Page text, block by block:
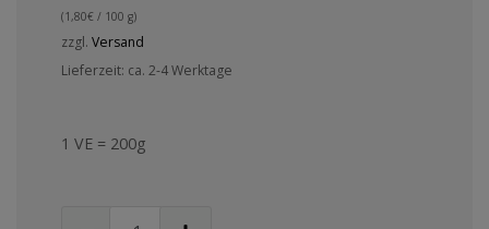
(1,80€ / 100 g)
zzgl. Versand
Lieferzeit: ca. 2-4 Werktage
1 VE = 200g